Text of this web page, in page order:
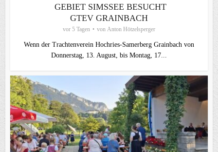
GEBIET SIMSSEE BESUCHT
GTEV GRAINBACH
vor 5 Tagen von Anton Hötzelsperger
Wenn der Trachtenverein Hochries-Samerberg Grainbach von
Donnerstag, 13. August, bis Montag, 17...